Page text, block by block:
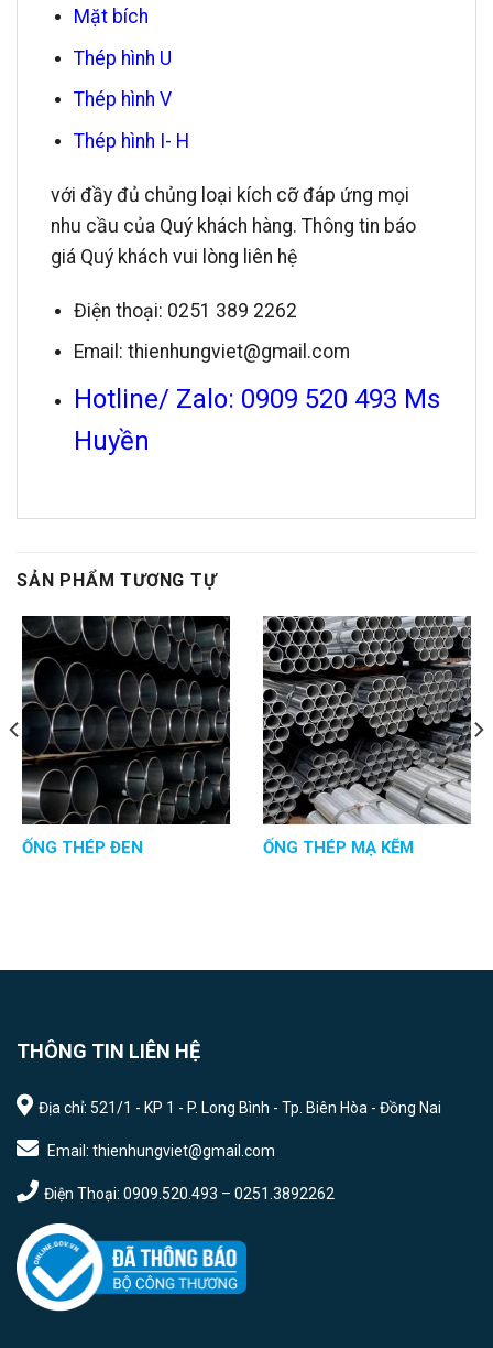
Mặt bích
Thép hình U
Thép hình V
Thép hình I- H
với đầy đủ chủng loại kích cỡ đáp ứng mọi
nhu cầu của Quý khách hàng. Thông tin báo
giá Quý khách vui lòng liên hệ
Điện thoại: 0251 389 2262
Email: thienhungviet@gmail.com
Hotline/ Zalo: 0909 520 493 Ms
Huyền
SẢN PHẨM TƯƠNG TỰ
ỐNG THÉP ĐEN ỐNG THÉP MẠ KẼM
THÔNG TIN LIÊN HỆ
Địa chỉ: 521/1 - KP 1 - P. Long Bình - Tp. Biên Hòa - Đồng Nai
Email: thienhungviet@gmail.com
Điện Thoại: 0909.520.493 – 0251.3892262